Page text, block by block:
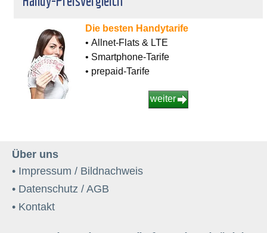
Die besten Handytarife
• Allnet-Flats & LTE
• Smartphone-Tarife
• prepaid-Tarife
weiter
Über uns
• Impressum / Bildnachweis
• Datenschutz / AGB
• Kontakt